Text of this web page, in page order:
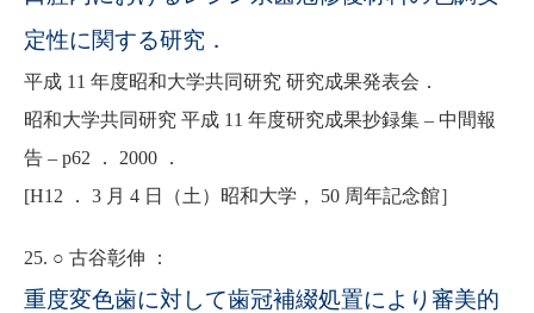
定性に関する研究．
平成 11 年度昭和大学共同研究 研究成果発表会．
昭和大学共同研究 平成 11 年度研究成果抄録集 – 中間報
告 – p62 ． 2000 ．
[H12 ． 3 月 4 日（土）昭和大学， 50 周年記念館］
25. ○ 古谷彰伸 ：
重度変色歯に対して歯冠補綴処置により審美的